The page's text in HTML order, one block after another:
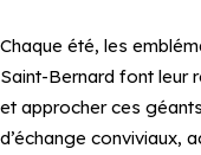
Chaque été, les
Saint-Bernard font leur
et approcher ces
d’échange conviviaux,